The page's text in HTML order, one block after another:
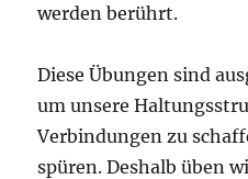
werden berührt.
Diese Übungen sind
um unsere
Verbindungen zu
spüren. Deshalb üben